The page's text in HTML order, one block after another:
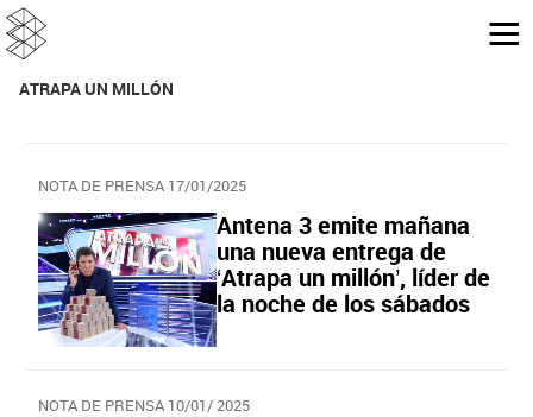
ATRAPA UN MILLÓN
NOTA DE PRENSA 17/01/2025
Antena 3 emite mañana
una nueva entrega de
‘Atrapa un millón’, líder de
la noche de los sábados
NOTA DE PRENSA 10/01/ 2025